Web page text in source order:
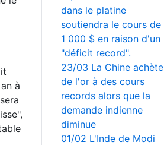
à
dans le platine
soutiendra le cours de
1 000 $ en raison d'un
"déficit record".
23/03 La Chine achète
de l'or à des cours
records alors que la
demande indienne
diminue
01/02 L'Inde de Modi